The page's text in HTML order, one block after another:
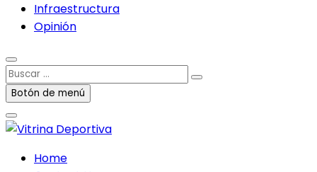
Infraestructura
Opinión
Buscar
…Botón de menú
Home